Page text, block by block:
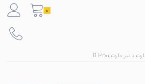
0
» تیر دارت DT-301